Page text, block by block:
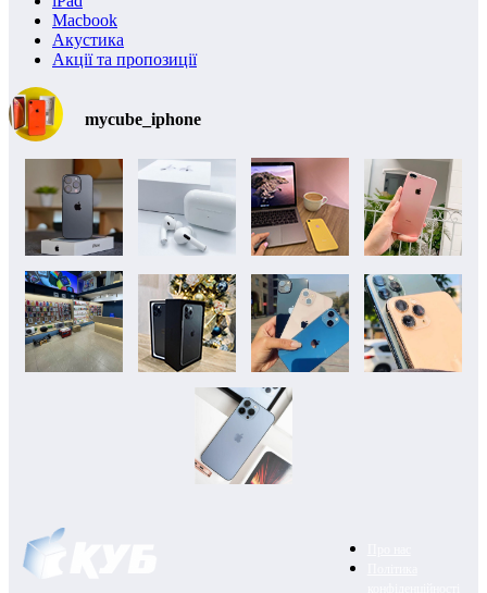
Macbook
Акустика
Акції та пропозиції
mycube_iphone